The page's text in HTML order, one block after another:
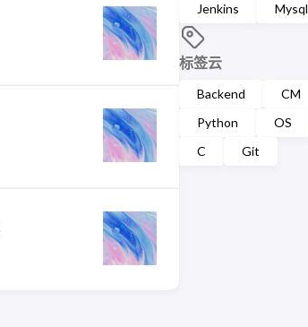
Jenkins
Mysql
标签云
Backend CM
Python
OS
C
Git